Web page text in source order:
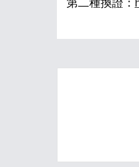
第二種換證：